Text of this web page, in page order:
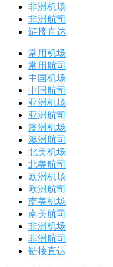
非洲机场
非洲航司
链接直达
常用机场
常用航司
中国机场
中国航司
亚洲机场
亚洲航司
澳洲机场
澳洲航司
北美机场
北美航司
欧洲机场
欧洲航司
南美机场
南美航司
非洲机场
非洲航司
链接直达